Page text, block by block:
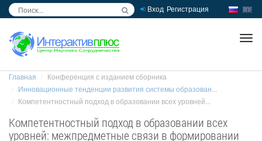
Вход Регистрация
Главная
Конференция с изданием сборника
Инновационные тенденции развития системы образован...
Компетентностный подход в образовании всех уровней...
Компетентностный подход в образовании всех
уровней: межпредметные связи в формировании